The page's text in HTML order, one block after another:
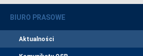
BIURO PRASOWE
Aktualności